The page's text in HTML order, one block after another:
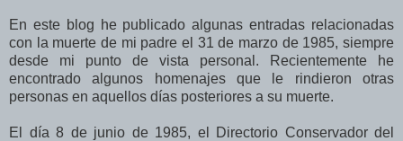
En este blog he publicado algunas entradas relacionadas
con la muerte de mi padre el 31 de marzo de 1985, siempre
desde mi punto de vista personal. Recientemente he
encontrado algunos homenajes que le rindieron otras
personas en aquellos días posteriores a su muerte.
El día 8 de junio de 1985, el Directorio Conservador del